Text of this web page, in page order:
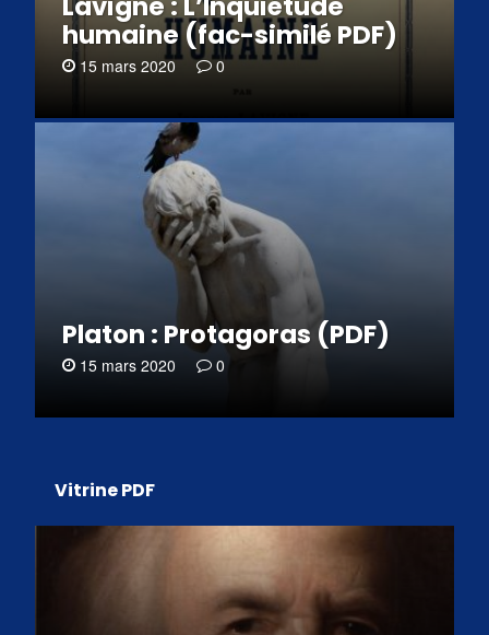
humaine (fac-similé PDF)
15 mars 2020 0
Platon : Protagoras (PDF)
15 mars 2020 0
Vitrine PDF